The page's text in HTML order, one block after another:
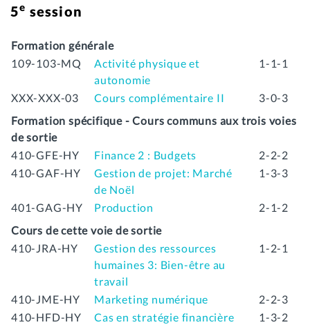
5e session
Formation générale
109-103-MQ
Activité physique et
autonomie
1-1-1
XXX-XXX-03 Cours complémentaire II
3-0-3
Formation spécifique - Cours communs aux trois voies
de sortie
410-GFE-HY
Finance 2 : Budgets
2-2-2
410-GAF-HY
Gestion de projet: Marché
de Noël
1-3-3
401-GAG-HY Production
2-1-2
Cours de cette voie de sortie
410-JRA-HY
Gestion des ressources
humaines 3: Bien-être au
travail
1-2-1
410-JME-HY Marketing numérique
2-2-3
410-HFD-HY
Cas en stratégie financière
1-3-2